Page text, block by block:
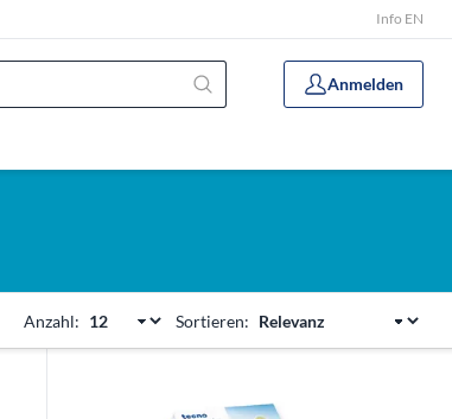
Info EN
Anmelden
Anzahl: Sortieren: